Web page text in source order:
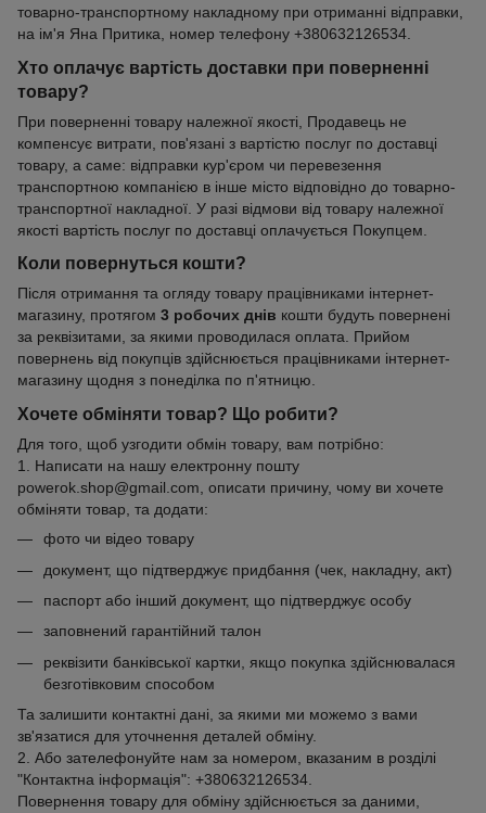
товарно-транспортному накладному при отриманні відправки,
на ім'я Яна Притика, номер телефону +380632126534.
Хто оплачує вартість доставки при поверненні
товару?
При поверненні товару належної якості, Продавець не
компенсує витрати, пов'язані з вартістю послуг по доставці
товару, а саме: відправки кур'єром чи перевезення
транспортною компанією в інше місто відповідно до товарно-
транспортної накладної. У разі відмови від товару належної
якості вартість послуг по доставці оплачується Покупцем.
Коли повернуться кошти?
Після отримання та огляду товару працівниками інтернет-
магазину, протягом 3 робочих днів кошти будуть повернені
за реквізитами, за якими проводилася оплата. Прийом
повернень від покупців здійснюється працівниками інтернет-
магазину щодня з понеділка по п'ятницю.
Хочете обміняти товар? Що робити?
Для того, щоб узгодити обмін товару, вам потрібно:
1. Написати на нашу електронну пошту
powerok.shop@gmail.com, описати причину, чому ви хочете
обміняти товар, та додати:
фото чи відео товару
документ, що підтверджує придбання (чек, накладну, акт)
паспорт або інший документ, що підтверджує особу
заповнений гарантійний талон
реквізити банківської картки, якщо покупка здійснювалася
безготівковим способом
Та залишити контактні дані, за якими ми можемо з вами
зв'язатися для уточнення деталей обміну.
2. Або зателефонуйте нам за номером, вказаним в розділі
"Контактна інформація": +380632126534.
Повернення товару для обміну здійснюється за даними,